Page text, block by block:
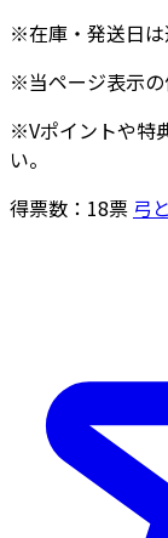
※在庫・発送日は
※当ページ表示の
※Vポイントや特
い。
得票数： 18票 弓